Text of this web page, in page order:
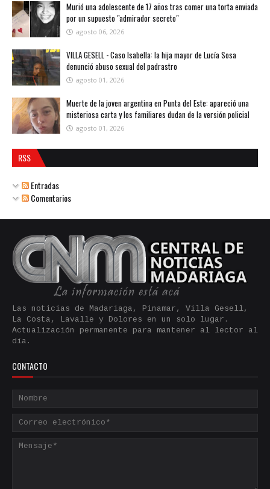
Murió una adolescente de 17 años tras comer una torta enviada
por un supuesto "admirador secreto"
agosto 06, 2026
VILLA GESELL - Caso Isabella: la hija mayor de Lucía Sosa
denunció abuso sexual del padrastro
agosto 01, 2026
Muerte de la joven argentina en Punta del Este: apareció una
misteriosa carta y los familiares dudan de la versión policial
agosto 01, 2026
RSS
Entradas
Comentarios
Las noticias de Madariaga, Pinamar, Villa Gesell,
La Costa, Lavalle y Dolores en un solo lugar.
Actualización permanente para mantener al lector al
día.
CONTACTO